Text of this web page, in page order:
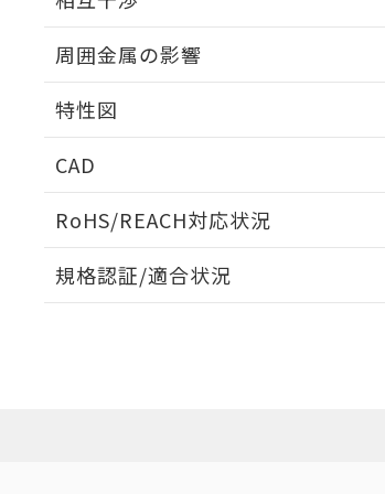
周囲金属の影響
特性図
CAD
RoHS/REACH対応状況
EU RoHS 注意事項・凡例
規格認証/適合状況